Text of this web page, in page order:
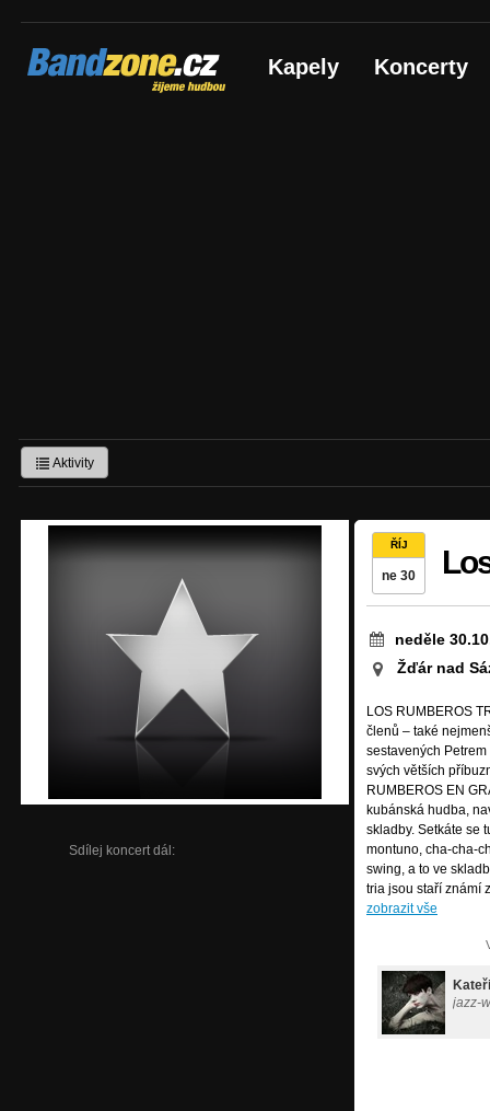
Bandzone.cz
žijeme hudbou Kapely Koncerty
Aktivity
Sdílej koncert dál:
ŘÍJ
ne 30
neděle
Žďár nad
LOS RUMBEROS
členů – také
sestavených
svých větších
RUMBEROS EN
kubánská hudba,
skladby. Setkáte se
montuno, cha-cha-
swing, a to ve
tria jsou staří známí
zobrazit vše
jazz-